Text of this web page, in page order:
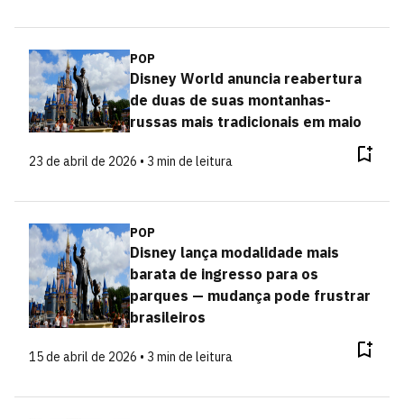
POP
Disney World anuncia reabertura
de duas de suas montanhas-
russas mais tradicionais em maio
23 de abril de 2026 • 3 min de leitura
POP
Disney lança modalidade mais
barata de ingresso para os
parques — mudança pode frustrar
brasileiros
15 de abril de 2026 • 3 min de leitura